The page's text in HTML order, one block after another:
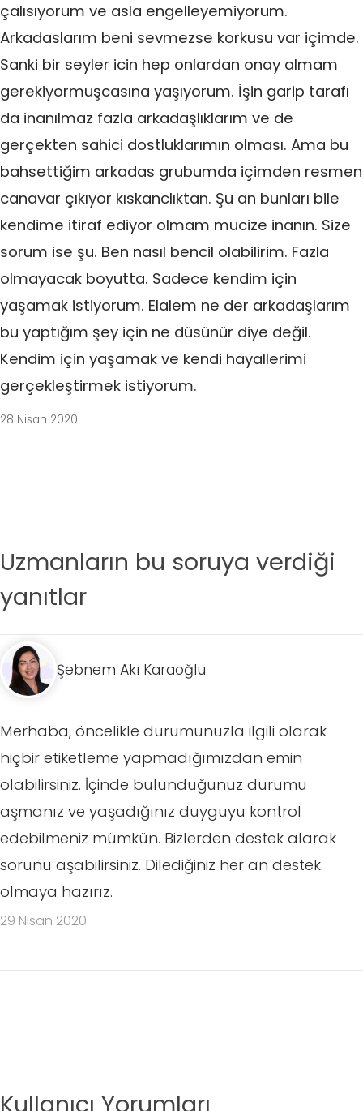
çalısıyorum ve asla engelleyemiyorum.
Arkadaslarım beni sevmezse korkusu var içimde.
Sanki bir seyler icin hep onlardan onay almam
gerekiyormuşcasına yaşıyorum. İşin garip tarafı
da inanılmaz fazla arkadaşlıklarım ve de
gerçekten sahici dostluklarımın olması. Ama bu
bahsettiğim arkadas grubumda içimden resmen
canavar çıkıyor kıskanclıktan. Şu an bunları bile
kendime itiraf ediyor olmam mucize inanın. Size
sorum ise şu. Ben nasıl bencil olabilirim. Fazla
olmayacak boyutta. Sadece kendim için
yaşamak istiyorum. Elalem ne der arkadaşlarım
bu yaptığım şey için ne düsünür diye değil.
Kendim için yaşamak ve kendi hayallerimi
gerçekleştirmek istiyorum.
28 Nisan 2020
Uzmanların bu soruya verdiği
yanıtlar
Şebnem Akı Karaoğlu
Merhaba, öncelikle durumunuzla ilgili olarak
hiçbir etiketleme yapmadığımızdan emin
olabilirsiniz. İçinde bulunduğunuz durumu
aşmanız ve yaşadığınız duyguyu kontrol
edebilmeniz mümkün. Bizlerden destek alarak
sorunu aşabilirsiniz. Dilediğiniz her an destek
olmaya hazırız.
29 Nisan 2020